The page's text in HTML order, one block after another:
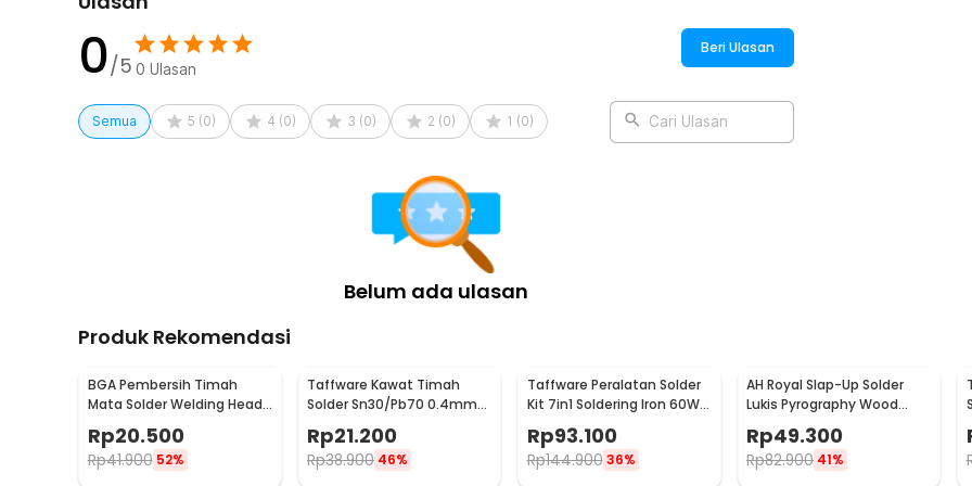
1 x NEWACALOX Alat Penyedot Timah Solder 2in1 Desoldering Pump Tin 30W - CJ-019X
0/5 0 Ulasan
Beri Ulasan
Semua 5 (0) 4 (0) 3 (0) 2 (0) 1 (0) Cari Ulasan
Belum ada ulasan
Produk Rekomendasi
BGA Pembersih Timah
Mata Solder Welding Head
Rp20.500
Rp41.900 52%
Taffware Kawat Timah
Solder Sn30/Pb70 0.4mm
0.4mm
Rp21.200
Rp38.900 46%
Taffware Peralatan Solder
Kit 7in1 Soldering Iron 60W
220V - CS-31 E
Rp93.100
Rp144.900 36%
AH Royal Slap-Up Solder
Lukis Pyrography Wood
Carving Soldering Iron -
PAC904
Rp49.300
Rp82.900 41%